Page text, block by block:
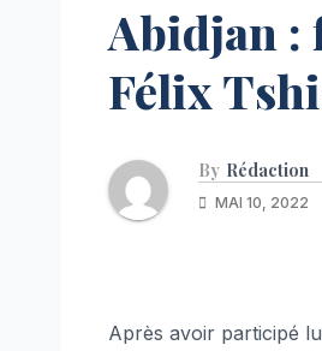
Abidjan :
Félix
By Rédaction
MAI 10, 2022
Après avoir participé